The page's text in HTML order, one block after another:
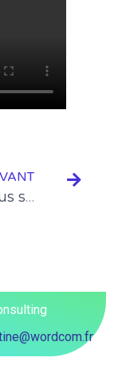
Savoir plus sur les Huiles Moteurs